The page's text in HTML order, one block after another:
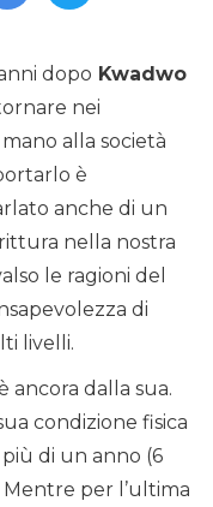
dopo Kwadwo
nei
alla società
è
anche di un
nella nostra
le ragioni del
di
livelli.
ancora dalla sua.
condizione fisica
di un anno (6
per l’ultima